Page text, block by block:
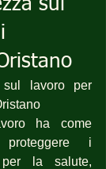
sul
sul lavoro per
ha come
proteggere i
la salute,